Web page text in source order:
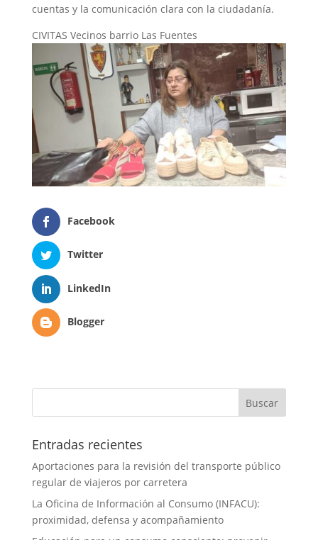
cuentas y la comunicación clara con la ciudadanía.
CIVITAS Vecinos barrio Las Fuentes
Facebook
Twitter
LinkedIn
Blogger
Entradas recientes
Aportaciones para la revisión del transporte público
regular de viajeros por carretera
La Oficina de Información al Consumo (INFACU):
proximidad, defensa y acompañamiento